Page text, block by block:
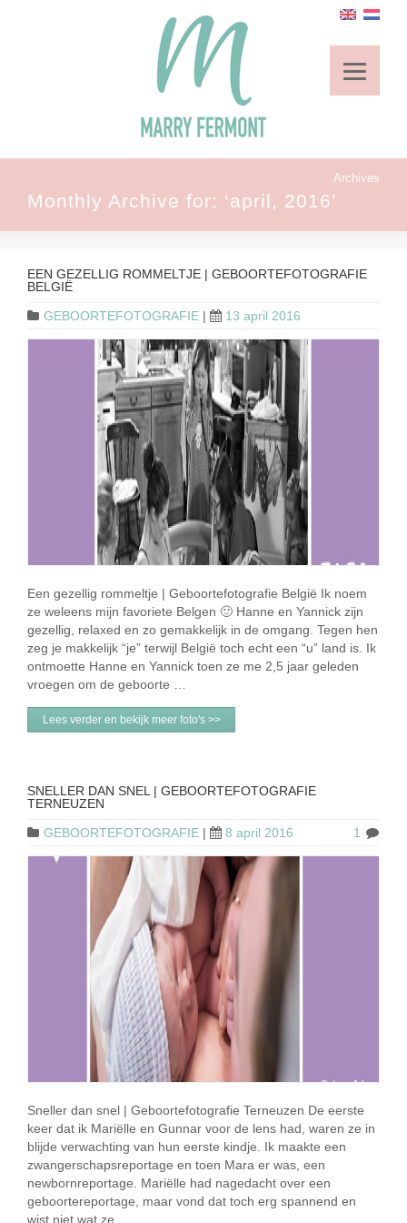
Archives
Monthly Archive for: ‘april, 2016’
EEN GEZELLIG ROMMELTJE | GEBOORTEFOTOGRAFIE
BELGIË
GEBOORTEFOTOGRAFIE | 13 april 2016
Een gezellig rommeltje | Geboortefotografie België Ik noem
ze weleens mijn favoriete Belgen 🙂 Hanne en Yannick zijn
gezellig, relaxed en zo gemakkelijk in de omgang. Tegen hen
zeg je makkelijk “je” terwijl België toch echt een “u” land is. Ik
ontmoette Hanne en Yannick toen ze me 2,5 jaar geleden
vroegen om de geboorte …
Lees verder en bekijk meer foto's >>
SNELLER DAN SNEL | GEBOORTEFOTOGRAFIE
TERNEUZEN
GEBOORTEFOTOGRAFIE | 8 april 2016 1
Sneller dan snel | Geboortefotografie Terneuzen De eerste
keer dat ik Mariëlle en Gunnar voor de lens had, waren ze in
blijde verwachting van hun eerste kindje. Ik maakte een
zwangerschapsreportage en toen Mara er was, een
newbornreportage. Mariëlle had nagedacht over een
geboortereportage, maar vond dat toch erg spannend en
wist niet wat ze …